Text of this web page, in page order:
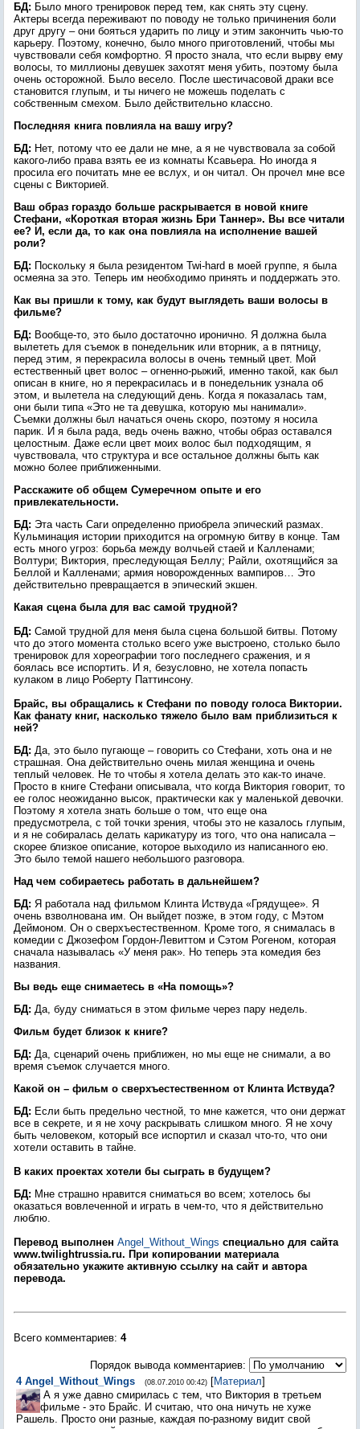
БД: Было много тренировок перед тем, как снять эту сцену.
Актеры всегда переживают по поводу не только причинения боли
друг другу – они бояться ударить по лицу и этим закончить чью-то
карьеру. Поэтому, конечно, было много приготовлений, чтобы мы
чувствовали себя комфортно. Я просто знала, что если вырву ему
волосы, то миллионы девушек захотят меня убить, поэтому была
очень осторожной. Было весело. После шестичасовой драки все
становится глупым, и ты ничего не можешь поделать с
собственным смехом. Было действительно классно.
Последняя книга повлияла на вашу игру?
БД: Нет, потому что ее дали не мне, а я не чувствовала за собой
какого-либо права взять ее из комнаты Ксавьера. Но иногда я
просила его почитать мне ее вслух, и он читал. Он прочел мне все
сцены с Викторией.
Ваш образ гораздо больше раскрывается в новой книге
Стефани, «Короткая вторая жизнь Бри Таннер». Вы все читали
ее? И, если да, то как она повлияла на исполнение вашей
роли?
БД: Поскольку я была резидентом Twi-hard в моей группе, я была
осмеяна за это. Теперь им необходимо принять и поддержать это.
Как вы пришли к тому, как будут выглядеть ваши волосы в
фильме?
БД: Вообще-то, это было достаточно иронично. Я должна была
вылететь для съемок в понедельник или вторник, а в пятницу,
перед этим, я перекрасила волосы в очень темный цвет. Мой
естественный цвет волос – огненно-рыжий, именно такой, как был
описан в книге, но я перекрасилась и в понедельник узнала об
этом, и вылетела на следующий день. Когда я показалась там,
они были типа «Это не та девушка, которую мы нанимали».
Съемки должны был начаться очень скоро, поэтому я носила
парик. И я была рада, ведь очень важно, чтобы образ оставался
целостным. Даже если цвет моих волос был подходящим, я
чувствовала, что структура и все остальное должны быть как
можно более приближенными.
Расскажите об общем Сумеречном опыте и его
привлекательности.
БД: Эта часть Саги определенно приобрела эпический размах.
Кульминация истории приходится на огромную битву в конце. Там
есть много угроз: борьба между волчьей стаей и Калленами;
Волтури; Виктория, преследующая Беллу; Райли, охотящийся за
Беллой и Калленами; армия новорожденных вампиров… Это
действительно превращается в эпический экшен.
Какая сцена была для вас самой трудной?
БД: Самой трудной для меня была сцена большой битвы. Потому
что до этого момента столько всего уже выстроено, столько было
тренировок для хореографии того последнего сражения, и я
боялась все испортить. И я, безусловно, не хотела попасть
кулаком в лицо Роберту Паттинсону.
Брайс, вы обращались к Стефани по поводу голоса Виктории.
Как фанату книг, насколько тяжело было вам приблизиться к
ней?
БД: Да, это было пугающе – говорить со Стефани, хоть она и не
страшная. Она действительно очень милая женщина и очень
теплый человек. Не то чтобы я хотела делать это как-то иначе.
Просто в книге Стефани описывала, что когда Виктория говорит, то
ее голос неожиданно высок, практически как у маленькой девочки.
Поэтому я хотела знать больше о том, что еще она
предусмотрела, с той точки зрения, чтобы это не казалось глупым,
и я не собиралась делать карикатуру из того, что она написала –
скорее близкое описание, которое выходило из написанного ею.
Это было темой нашего небольшого разговора.
Над чем собираетесь работать в дальнейшем?
БД: Я работала над фильмом Клинта Иствуда «Грядущее». Я
очень взволнована им. Он выйдет позже, в этом году, с Мэтом
Деймоном. Он о сверхъестественном. Кроме того, я снималась в
комедии с Джозефом Гордон-Левиттом и Сэтом Рогеном, которая
сначала называлась «У меня рак». Но теперь эта комедия без
названия.
Вы ведь еще снимаетесь в «На помощь»?
БД: Да, буду сниматься в этом фильме через пару недель.
Фильм будет близок к книге?
БД: Да, сценарий очень приближен, но мы еще не снимали, а во
время съемок случается много.
Какой он – фильм о сверхъестественном от Клинта Иствуда?
БД: Если быть предельно честной, то мне кажется, что они держат
все в секрете, и я не хочу раскрывать слишком много. Я не хочу
быть человеком, который все испортил и сказал что-то, что они
хотели оставить в тайне.
В каких проектах хотели бы сыграть в будущем?
БД: Мне страшно нравится сниматься во всем; хотелось бы
оказаться вовлеченной и играть в чем-то, что я действительно
люблю.
Перевод выполнен Angel_Without_Wings специально для сайта
www.twilightrussia.ru. При копировании материала
обязательно укажите активную ссылку на сайт и автора
перевода.
Всего комментариев: 4
Порядок вывода комментариев:
4 Angel_Without_Wings (08.07.2010 00:42) [Материал]
А я уже давно смирилась с тем, что Виктория в третьем
фильме - это Брайс. И считаю, что она ничуть не хуже
Рашель. Просто они разные, каждая по-разному видит свой